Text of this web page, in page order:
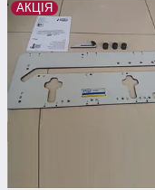
АКЦІЯ